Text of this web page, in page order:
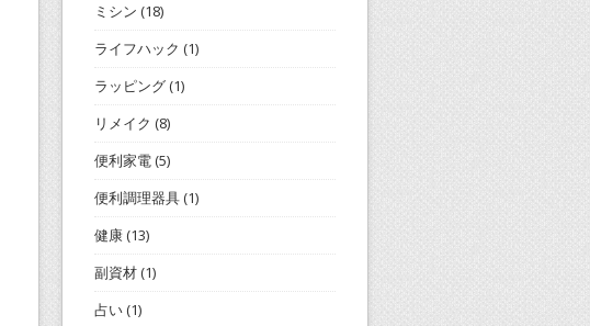
ミシン (18)
ライフハック (1)
ラッピング(1)
リメイク (8)
便利家電(5)
便利調理器具(1)
健康(13)
副資材(1)
占い(1)